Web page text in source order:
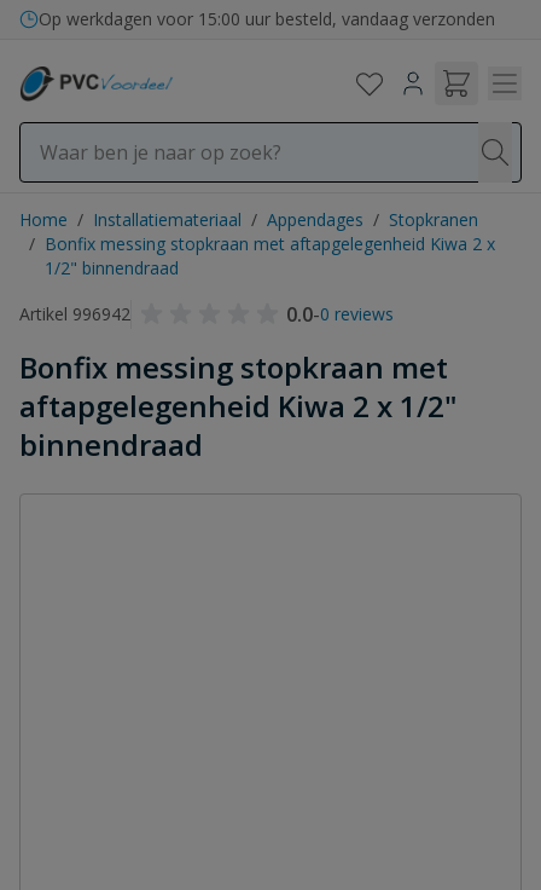
Ga naar de inhoud
Op werkdagen voor 15:00 uur besteld, vandaag verzonden
Home / Installatiemateriaal / Appendages / Stopkranen
/ Bonfix messing stopkraan met aftapgelegenheid Kiwa 2 x
1/2" binnendraad
Artikel 996942
0.0-0 reviews
Bonfix messing stopkraan met
aftapgelegenheid Kiwa 2 x 1/2"
binnendraad